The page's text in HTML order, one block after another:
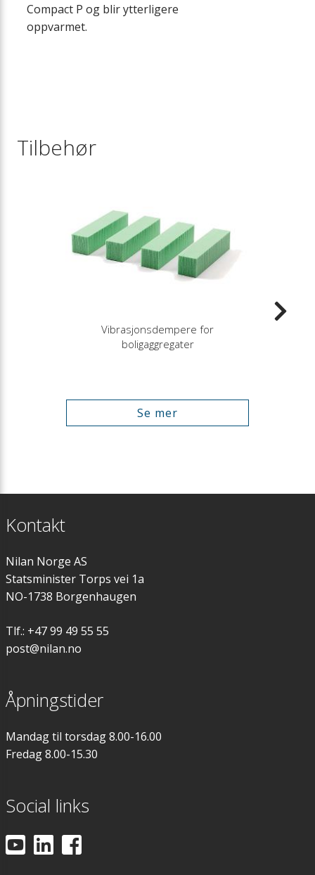
Compact P og blir ytterligere
oppvarmet.
Tilbehør
Vibrasjonsdempere for
boligaggregater
Se mer
Kontakt
Nilan Norge AS
Statsminister Torps vei 1a
NO-1738 Borgenhaugen
Tlf.: +47 99 49 55 55
post@nilan.no
Åpningstider
Mandag til torsdag 8.00-16.00
Fredag 8.00-15.30
Social links